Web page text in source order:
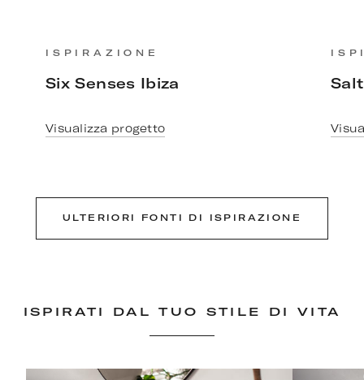
ISPIRAZIONE
Six Senses Ibiza
Visualizza progetto
ULTERIORI FONTI DI ISPIRAZIONE
ISPIRATI DAL TUO STILE DI VITA